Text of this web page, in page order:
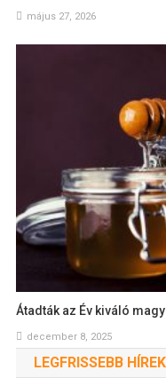
május 27, 2026
Átadták az Év kiváló
december 8, 2025
LEGFRISSEBB HÍREK